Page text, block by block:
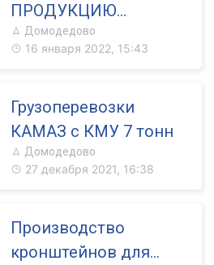
ПРОДУКЦИЮ
DANFOSS дорого
срочно тел
Домодедово
16 января 2022, 15:43
Грузоперевозки
КАМАЗ с КМУ 7 тонн
Домодедово
27 декабря 2021, 16:38
Производство
кронштейнов для